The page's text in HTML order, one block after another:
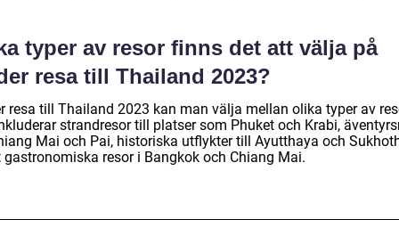
typer av resor finns det att välja på
resa till Thailand 2023?
resa till Thailand 2023 kan man välja mellan olika typer av
strandresor till platser som Phuket och Krabi,
Mai och Pai, historiska utflykter till Ayutthaya och
gastronomiska resor i Bangkok och Chiang Mai.